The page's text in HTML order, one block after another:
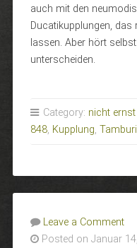
auch mit den
Ducatikupplungen,
lassen. Aber hört
unterscheiden.
Category: nicht
848, Kupplung,
Leave a Comment
Posted on Januar